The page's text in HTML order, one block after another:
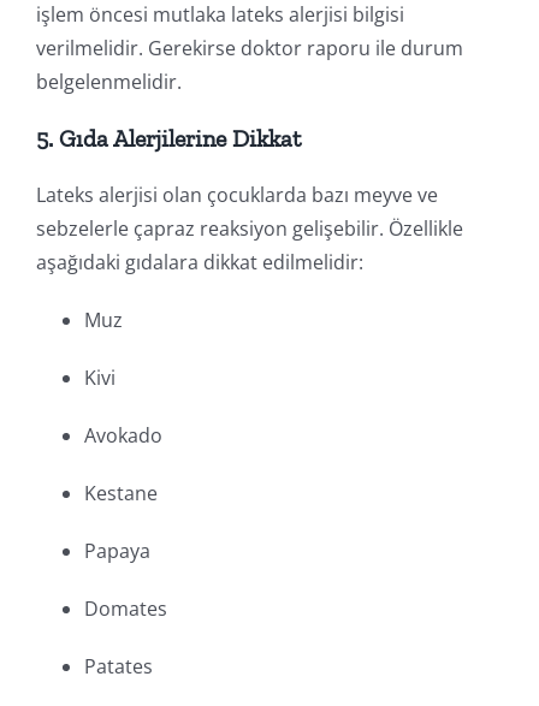
işlem öncesi mutlaka lateks alerjisi bilgisi
verilmelidir. Gerekirse doktor raporu ile durum
belgelenmelidir.
5. Gıda Alerjilerine Dikkat
Lateks alerjisi olan çocuklarda bazı meyve ve
sebzelerle çapraz reaksiyon gelişebilir. Özellikle
aşağıdaki gıdalara dikkat edilmelidir:
Muz
Kivi
Avokado
Kestane
Papaya
Domates
Patates